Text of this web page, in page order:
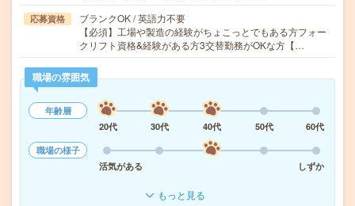
応募資格
ブランクOK / 英語力不要
【必須】工場や製造の経験がちょこっとでもある方フォー
クリフト資格&経験がある方3交替勤務がOKな方【…
職場の雰囲気
年齢層
20代
30代 40代 50代
60代
職場の様子
活気がある
しずか
もっと見る